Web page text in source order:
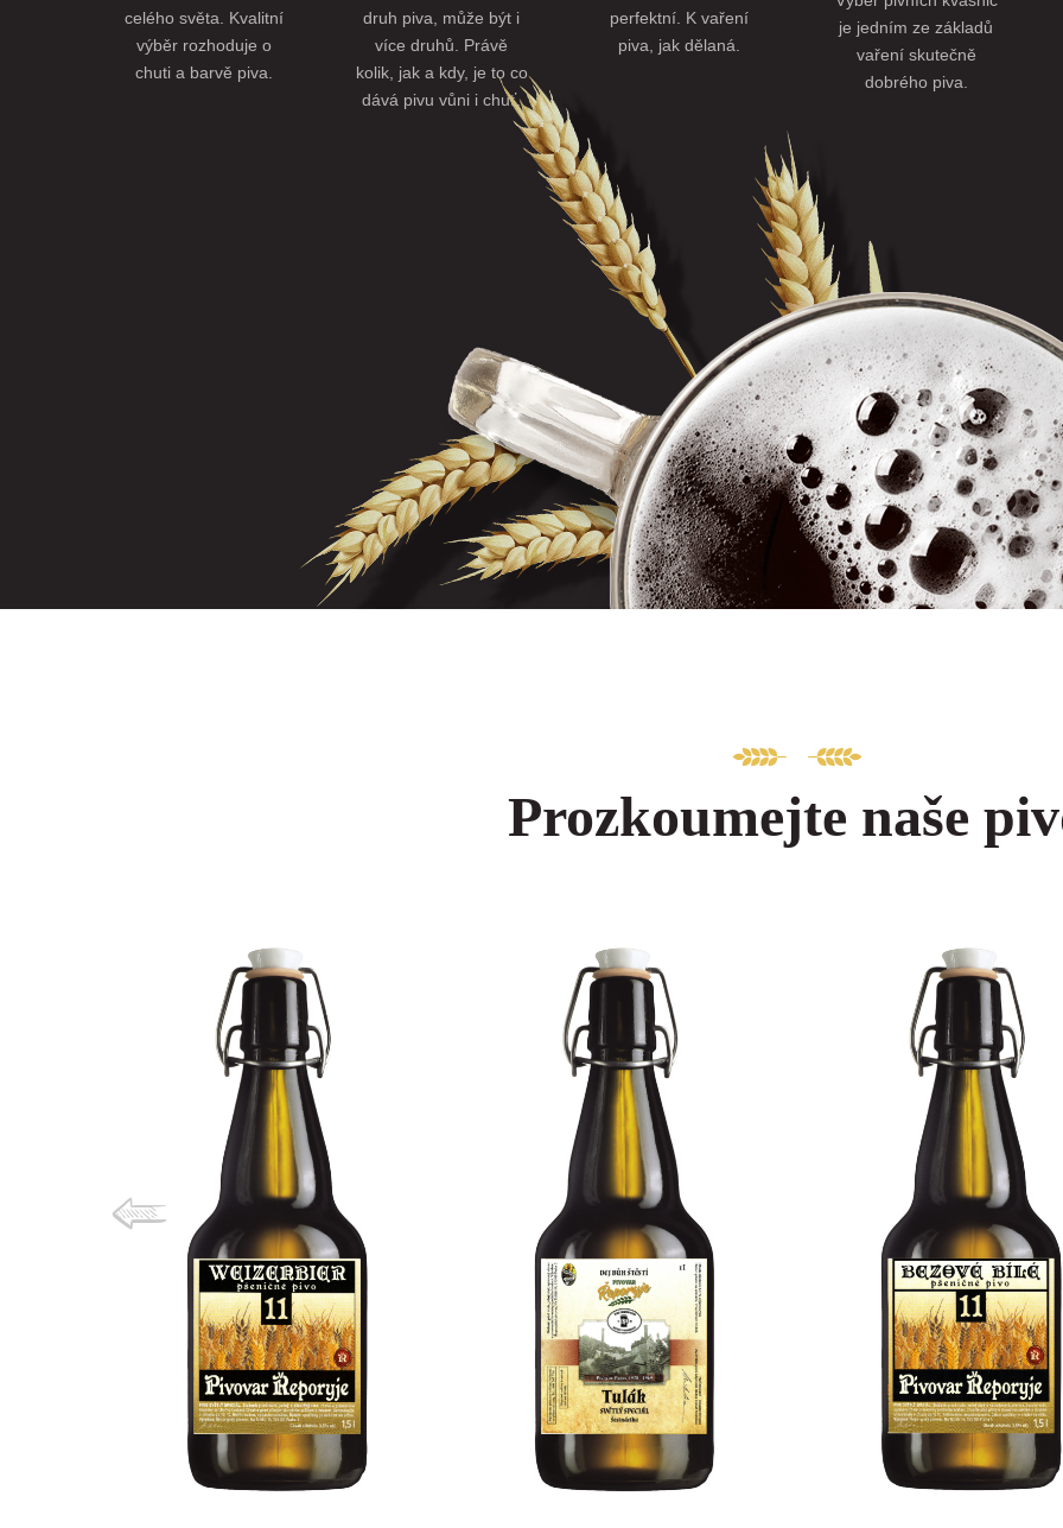
celého světa. Kvalitní
výběr rozhoduje o
chuti a barvě piva.
druh piva, může být i
více druhů. Právě
kolik, jak a kdy, je to co
dává pivu vůni i chuť.
perfektní. K vaření
piva, jak dělaná.
je jedním ze základů
vaření skutečně
dobrého piva.
Prozkoumejte naše